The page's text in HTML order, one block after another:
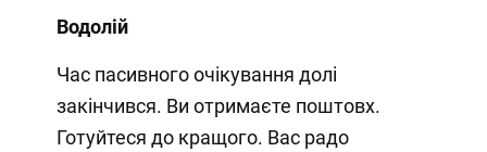
Водолій
Час пасивного очікування долі
закінчився. Ви отримаєте поштовх.
Готуйтеся до кращого. Вас радо